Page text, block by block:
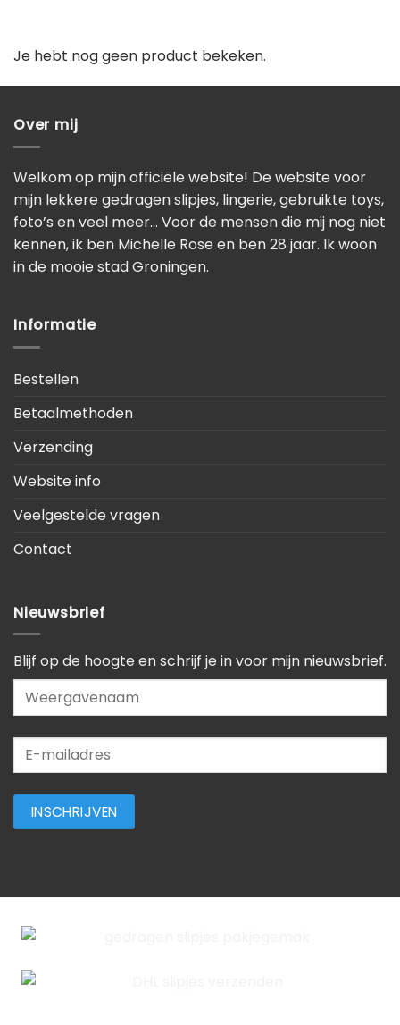
Je hebt nog geen product bekeken.
Over mij
Welkom op mijn officiële website! De website voor
mijn lekkere gedragen slipjes, lingerie, gebruikte toys,
foto’s en veel meer… Voor de mensen die mij nog niet
kennen, ik ben Michelle Rose en ben 28 jaar. Ik woon
in de mooie stad Groningen.
Informatie
Bestellen
Betaalmethoden
Verzending
Website info
Veelgestelde vragen
Contact
Nieuwsbrief
Blijf op de hoogte en schrijf je in voor mijn nieuwsbrief.